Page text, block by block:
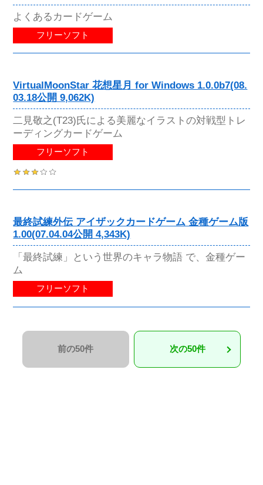
よくあるカードゲーム
フリーソフト
VirtualMoonStar 花想星月 for Windows 1.0.0b7(08.
03.18公開 9,062K)
二見敬之(T23)氏による美麗なイラストの対戦型トレ
ーディングカードゲーム
フリーソフト
最終試練外伝 アイザックカードゲーム 金種ゲーム版
1.00(07.04.04公開 4,343K)
「最終試練」という世界のキャラ物語 で、金種ゲー
ム
フリーソフト
前の50件 次の50件